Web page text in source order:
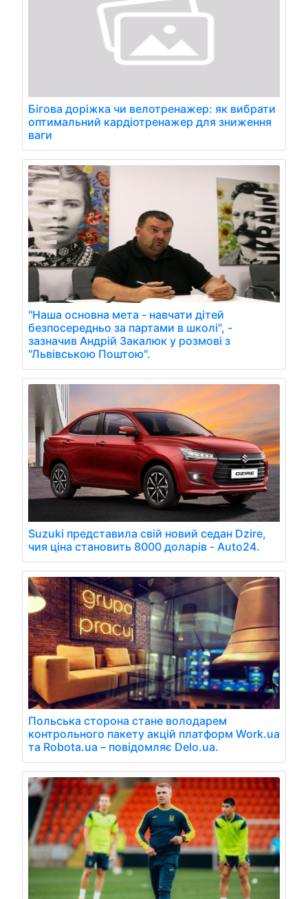
Бігова доріжка чи велотренажер: як вибрати
оптимальний кардіотренажер для зниження
ваги
"Наша основна мета - навчати дітей
безпосередньо за партами в школі", -
зазначив Андрій Закалюк у розмові з
"Львівською Поштою".
Suzuki представила свій новий седан Dzire,
чия ціна становить 8000 доларів - Auto24.
Польська сторона стане володарем
контрольного пакету акцій платформ Work.ua
та Robota.ua – повідомляє Delo.ua.